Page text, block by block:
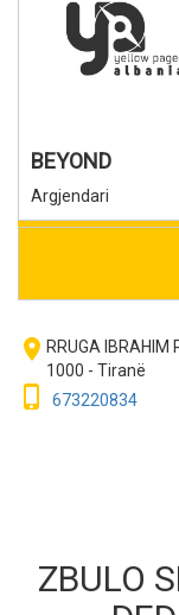
BEYOND
Argjendari
room RRUGA IBRAHIM
1000 - Tiranë
phone_iphone 673220834
ZBULO